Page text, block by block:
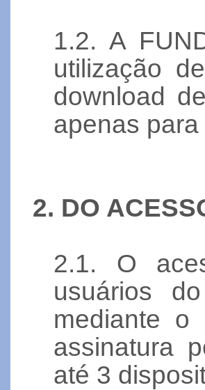
1.2. A
utilização
download
apenas
2. DO
2.1. O
usuários
mediante o
assinatura
até 3